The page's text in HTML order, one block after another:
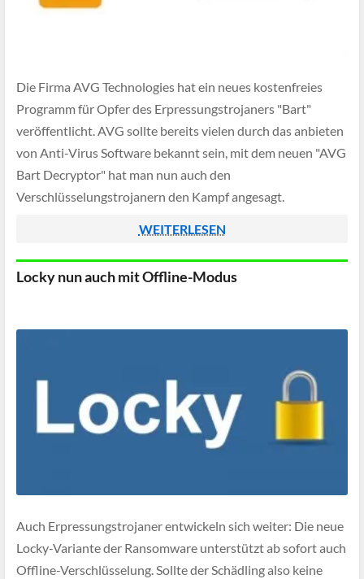
Die Firma AVG Technologies hat ein neues kostenfreies
Programm für Opfer des Erpressungstrojaners "Bart"
veröffentlicht. AVG sollte bereits vielen durch das anbieten
von Anti-Virus Software bekannt sein, mit dem neuen "AVG
Bart Decryptor" hat man nun auch den
Verschlüsselungstrojanern den Kampf angesagt.
WEITERLESEN
Locky nun auch mit Offline-Modus
Auch Erpressungstrojaner entwickeln sich weiter: Die neue
Locky-Variante der Ransomware unterstützt ab sofort auch
Offline-Verschlüsselung. Sollte der Schädling also keine